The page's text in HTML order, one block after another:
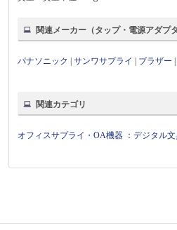
関連メーカー（タップ・電源アダプタ
パナソニック |サンワサプライ ブラザー
関連カテゴリ
オフィスサプライ・OA機器 ：デジタル